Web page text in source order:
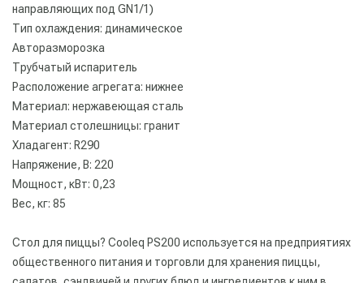
направляющих под GN1/1)
Тип охлаждения: динамическое
Авторазморозка
Трубчатый испаритель
Расположение агрегата: нижнее
Материал: нержавеющая сталь
Материал столешницы: гранит
Хладагент: R290
Напряжение, В: 220
Мощност, кВт: 0,23
Вес, кг: 85
Стол для пиццы? Cooleq PS200 используется на предприятиях
общественного питания и торговли для хранения пиццы,